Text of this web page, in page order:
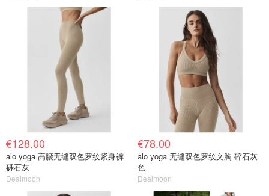
€128.00
alo yoga 高腰无缝双色罗纹紧身裤
砾石灰
Dealmoon
€78.00
alo yoga 无缝双色罗纹文胸 碎石灰
色
Dealmoon